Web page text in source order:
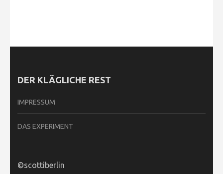
DER KLÄGLICHE REST
IMPRESSUM
DAS EXPERIMENT
©scottiberlin